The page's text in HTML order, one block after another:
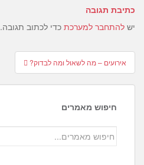
כתיבת תגובה
יש להתחבר למערכת כדי לכתוב תגובה.
Post
navigation
אירועים – מה לשאול ומה לבדוק?
חיפוש מאמרים